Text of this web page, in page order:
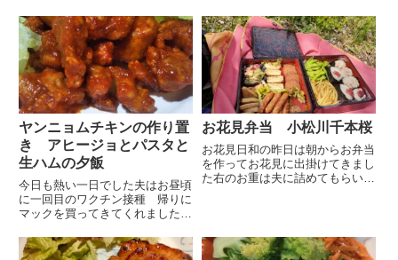
注意するようにとの事でした昨日
の外出も元気過ぎる日差しで気温
が高く、頭がボーっとしてしま
う...
年程前に私だけアシスト機能の付
いている自転車に買い替えました
近所には川が多く橋がかかる箇所
は坂道になるのでアシスト付き
に...
ヤンニョムチキンの作り置
き アヒージョとパスタと
生ハムの夕飯
今日も熱い一日でした夫はお昼頃
に一回目のワクチン接種 帰りに
マックを買ってきてくれました可
すねポテトが多くて少し残してし
まったので夫の晩酌のおつまみに
お花見弁当 小松川千本桜
お花見日和の昨日は朝からお弁当
を作ってお花見に出掛けてきまし
た右のお重は夫に詰めてもらいま
開です 花びらがヒラヒラと舞っ
ています芝生にレジャーシート